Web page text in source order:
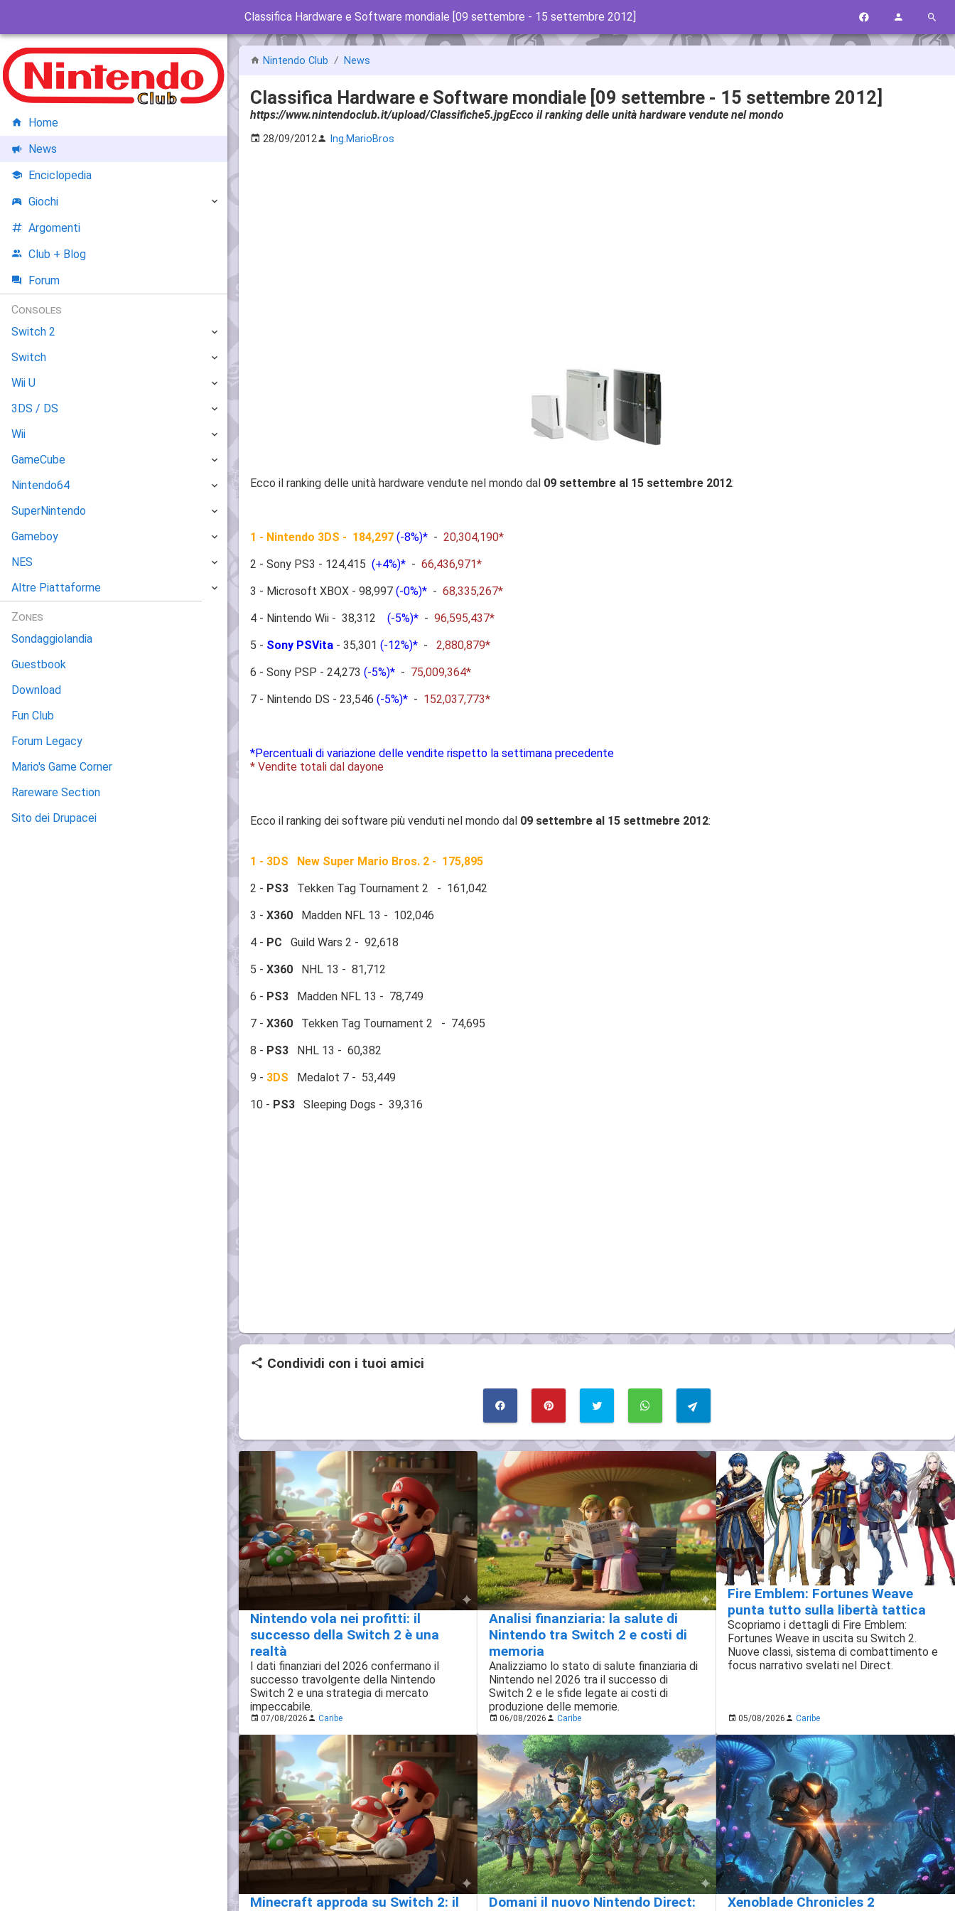
Classifica Hardware e Software mondiale [09 settembre - 15 settembre 2012]
Nintendo Club News
Classifica Hardware e Software mondiale [09 settembre - 15 settembre 2012]
https://www.nintendoclub.it/upload/Classifiche5.jpgEcco il ranking delle unità hardware vendute nel mondo
28/09/2012 Ing.MarioBros
Ecco il ranking delle unità hardware vendute nel mondo dal 09 settembre al 15 settembre 2012:
1 - Nintendo 3DS - 184,297 (-8%)* - 20,304,190*
2 - Sony PS3 - 124,415 (+4%)* - 66,436,971*
3 - Microsoft XBOX - 98,997 (-0%)* - 68,335,267*
4 - Nintendo Wii - 38,312 (-5%)* - 96,595,437*
5 - Sony PSVita - 35,301 (-12%)* - 2,880,879*
6 - Sony PSP - 24,273 (-5%)* - 75,009,364*
7 - Nintendo DS - 23,546 (-5%)* - 152,037,773*
*Percentuali di variazione delle vendite rispetto la settimana precedente
* Vendite totali dal dayone
Ecco il ranking dei software più venduti nel mondo dal 09 settembre al 15 settmebre 2012:
1 - 3DS New Super Mario Bros. 2 - 175,895
2 - PS3 Tekken Tag Tournament 2 - 161,042
3 - X360 Madden NFL 13 - 102,046
4 - PC Guild Wars 2 - 92,618
5 - X360 NHL 13 - 81,712
6 - PS3 Madden NFL 13 - 78,749
7 - X360 Tekken Tag Tournament 2 - 74,695
8 - PS3 NHL 13 - 60,382
9 - 3DS Medalot 7 - 53,449
10 - PS3 Sleeping Dogs - 39,316
Condividi con i tuoi amici
Nintendo vola nei profitti: il
successo della Switch 2 è una
realtà
I dati finanziari del 2026 confermano il
successo travolgente della Nintendo
Switch 2 e una strategia di mercato
impeccabile.
07/08/2026 Caribe
Analisi finanziaria: la salute di
Nintendo tra Switch 2 e costi di
memoria
Analizziamo lo stato di salute finanziaria di
Nintendo nel 2026 tra il successo di
Switch 2 e le sfide legate ai costi di
produzione delle memorie.
06/08/2026 Caribe
Fire Emblem: Fortunes Weave
punta tutto sulla libertà tattica
Scopriamo i dettagli di Fire Emblem:
Fortunes Weave in uscita su Switch 2.
Nuove classi, sistema di combattimento e
focus narrativo svelati nel Direct.
05/08/2026 Caribe
Minecraft approda su Switch 2: il
Domani il nuovo Nintendo Direct:
Xenoblade Chronicles 2
Home
News
Enciclopedia
Giochi
Argomenti
Club + Blog
Forum
Consoles
Switch 2
Switch
Wii U
3DS / DS
Wii
GameCube
Nintendo64
SuperNintendo
Gameboy
NES
Altre Piattaforme
Zones
Sondaggiolandia
Guestbook
Download
Fun Club
Forum Legacy
Mario's Game Corner
Rareware Section
Sito dei Drupacei